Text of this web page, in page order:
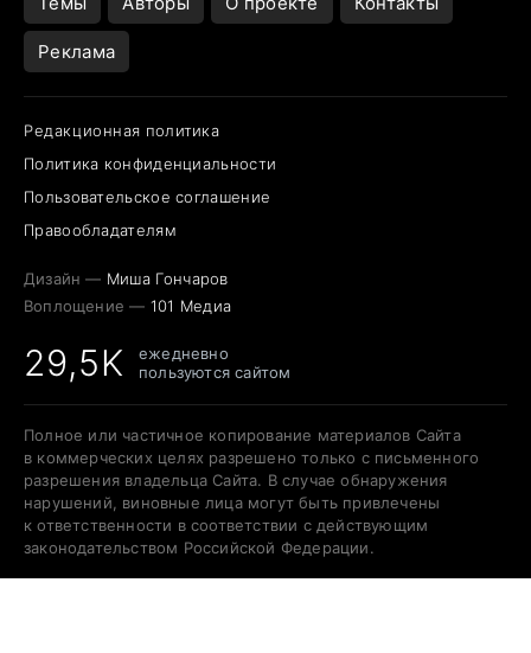
Реклама
Редакционная политика
Политика конфиденциальности
Пользовательское соглашение
Правообладателям
Дизайн — Миша Гончаров
Воплощение — 101 Медиа
29,5K
ежедневно
пользуются сайтом
Полное или частичное копирование материалов Сайта
в коммерческих целях разрешено только с письменного
разрешения владельца Сайта. В случае обнаружения
нарушений, виновные лица могут быть привлечены
к ответственности в соответствии с действующим
законодательством Российской Федерации.